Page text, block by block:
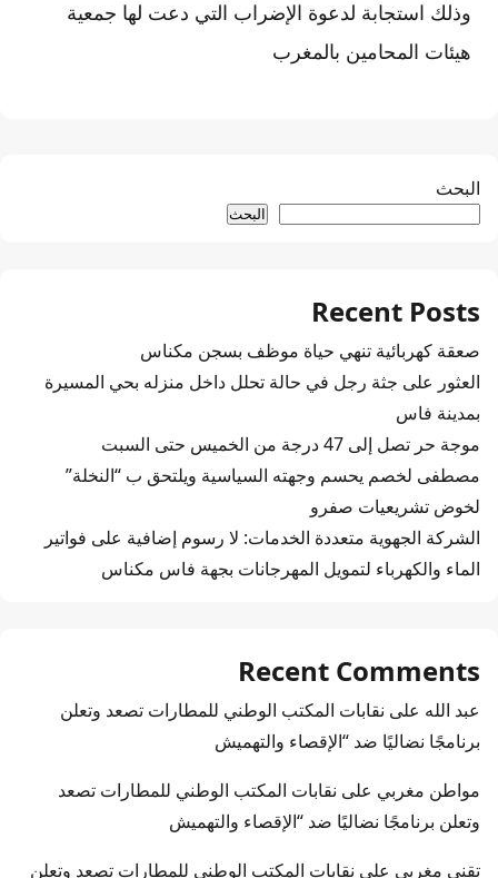
وذلك استجابة لدعوة الإضراب التي دعت لها جمعية
هيئات المحامين بالمغرب
البحث
البحث
Recent Posts
صعقة كهربائية تنهي حياة موظف بسجن مكناس
العثور على جثة رجل في حالة تحلل داخل منزله بحي المسيرة
بمدينة فاس
موجة حر تصل إلى 47 درجة من الخميس حتى السبت
مصطفى لخصم يحسم وجهته السياسية ويلتحق ب “النخلة”
لخوض تشريعيات صفرو
الشركة الجهوية متعددة الخدمات: لا رسوم إضافية على فواتير
الماء والكهرباء لتمويل المهرجانات بجهة فاس مكناس
Recent Comments
عبد الله على نقابات المكتب الوطني للمطارات تصعد وتعلن
برنامجًا نضاليًا ضد “الإقصاء والتهميش
مواطن مغربي على نقابات المكتب الوطني للمطارات تصعد
وتعلن برنامجًا نضاليًا ضد “الإقصاء والتهميش
تقني مغربي على نقابات المكتب الوطني للمطارات تصعد وتعلن